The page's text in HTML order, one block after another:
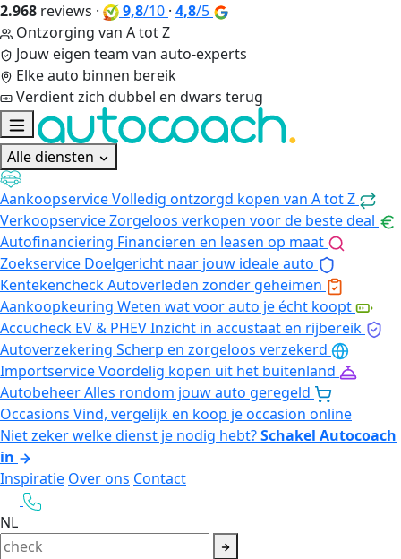
2.968 reviews · 9,8/10 · 4,8/5
Ontzorging van A tot Z
Jouw eigen team van auto-experts
Elke auto binnen bereik
Verdient zich dubbel en dwars terug
Alle diensten
AankoopserviceVolledig ontzorgd kopen van A tot Z
VerkoopserviceZorgeloos verkopen voor de beste deal
Autofinanciering Financieren en leasen op maat
Zoekservice Doelgericht naar jouw ideale auto
KentekencheckAutoverleden zonder geheimen
Aankoopkeuring Weten wat voor auto je écht koopt
Accucheck EV & PHEVInzicht in accustaat en rijbereik
Autoverzekering Scherp en zorgeloos verzekerd
ImportserviceVoordelig kopen uit het buitenland
AutobeheerAlles rondom jouw auto geregeld
Occasions Vind, vergelijk en koop je occasion online
Niet zeker welke dienst je nodig hebt?Schakel Autocoach
in
Inspiratie Over ons Contact
NL